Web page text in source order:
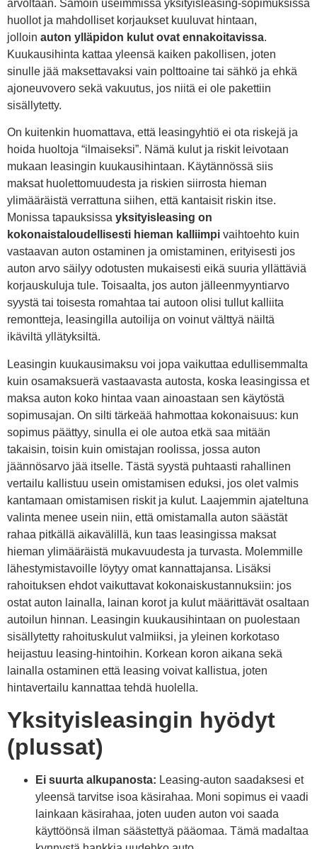
arvoltaan. Samoin useimmissa yksityisleasing-sopimuksissa
huollot ja mahdolliset korjaukset kuuluvat hintaan,
jolloin auton ylläpidon kulut ovat ennakoitavissa.
Kuukausihinta kattaa yleensä kaiken pakollisen, joten
sinulle jää maksettavaksi vain polttoaine tai sähkö ja ehkä
ajoneuvovero sekä vakuutus, jos niitä ei ole pakettiin
sisällytetty.
On kuitenkin huomattava, että leasingyhtiö ei ota riskejä ja
hoida huoltoja “ilmaiseksi”. Nämä kulut ja riskit leivotaan
mukaan leasingin kuukausihintaan. Käytännössä siis
maksat huolettomuudesta ja riskien siirrosta hieman
ylimääräistä verrattuna siihen, että kantaisit riskin itse.
Monissa tapauksissa yksityisleasing on
kokonaistaloudellisesti hieman kalliimpi vaihtoehto kuin
vastaavan auton ostaminen ja omistaminen, erityisesti jos
auton arvo säilyy odotusten mukaisesti eikä suuria yllättäviä
korjauskuluja tule. Toisaalta, jos auton jälleenmyyntiarvo
syystä tai toisesta romahtaa tai autoon olisi tullut kalliita
remontteja, leasingilla autoilija on voinut välttyä näiltä
ikäviltä yllätyksiltä.
Leasingin kuukausimaksu voi jopa vaikuttaa edullisemmalta
kuin osamaksuerä vastaavasta autosta, koska leasingissa et
maksa auton koko hintaa vaan ainoastaan sen käytöstä
sopimusajan. On silti tärkeää hahmottaa kokonaisuus: kun
sopimus päättyy, sinulla ei ole autoa etkä saa mitään
takaisin, toisin kuin omistajan roolissa, jossa auton
jäännösarvo jää itselle. Tästä syystä puhtaasti rahallinen
vertailu kallistuu usein omistamisen eduksi, jos olet valmis
kantamaan omistamisen riskit ja kulut. Laajemmin ajateltuna
valinta menee usein niin, että omistamalla auton säästät
rahaa pitkällä aikavälillä, kun taas leasingissa maksat
hieman ylimääräistä mukavuudesta ja turvasta. Molemmille
lähestymistavoille löytyy omat kannattajansa. Lisäksi
rahoituksen ehdot vaikuttavat kokonaiskustannuksiin: jos
ostat auton lainalla, lainan korot ja kulut määrittävät osaltaan
autoilun hinnan. Leasingin kuukausihintaan on puolestaan
sisällytetty rahoituskulut valmiiksi, ja yleinen korkotaso
heijastuu leasing-hintoihin. Korkean koron aikana sekä
lainalla ostaminen että leasing voivat kallistua, joten
hintavertailu kannattaa tehdä huolella.
Yksityisleasingin hyödyt
(plussat)
Ei suurta alkupanosta: Leasing-auton saadaksesi et
yleensä tarvitse isoa käsirahaa. Moni sopimus ei vaadi
lainkaan käsirahaa, joten uuden auton voi saada
käyttöönsä ilman säästettyä pääomaa. Tämä madaltaa